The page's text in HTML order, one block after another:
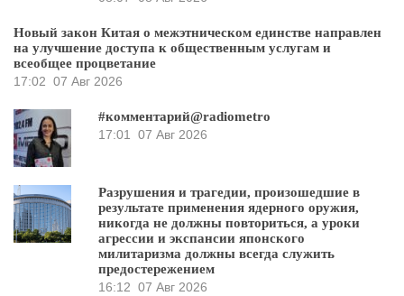
Новый закон Китая о межэтническом единстве направлен
на улучшение доступа к общественным услугам и
всеобщее процветание
17:02 07 Авг 2026
#комментарий@radiometro
17:01
07 Авг 2026
Разрушения и трагедии, произошедшие в
результате применения ядерного оружия,
никогда не должны повториться, а уроки
агрессии и экспансии японского
милитаризма должны всегда служить
предостережением
16:12 07 Авг 2026